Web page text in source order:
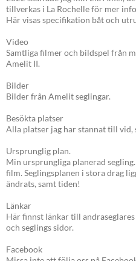
tillverkas i La Rochelle för mer
Här visas specifikation båt och
Video
Samtliga filmer och bildspel från
Amelit II.
Bilder
Bilder från Amelit seglingar.
Besökta platser
Alla platser jag har stannat till vid,
Ursprunglig plan.
Min ursprungliga planerad
film. Seglingsplanen i stora drag
ändrats, samt tiden!
Länkar
Här finnst länkar till
och seglings sidor.
Facebook